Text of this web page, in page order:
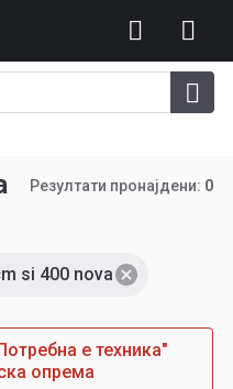
Резултати пронајдени: 0
si 400 nova
е техника"
опрема